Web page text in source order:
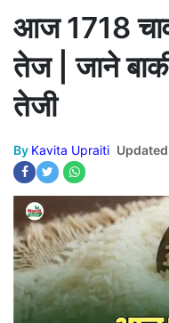
आज 1718
तेज | जाने
तेजी
By Kavita Upraiti